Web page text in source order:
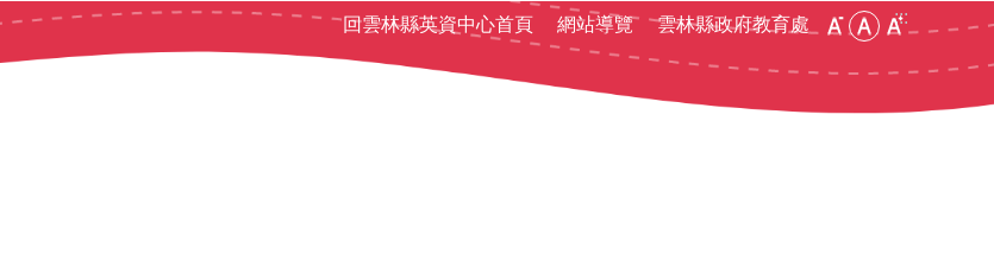
:::
回雲林縣英資中心首頁 網站導覽 雲林縣政府教育處